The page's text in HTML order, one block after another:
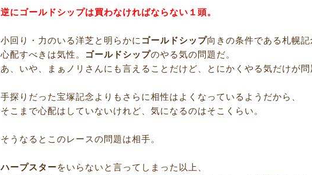
逆にゴールドシップは買わなければならない１頭。
小回り・力のいる洋芝と明らかに ゴールドシップ向きの条件である札幌
心配すべきは気性。
ゴールドシップのやる気の問題だ。
あ、いや、まぁノリさんにも言えることだけど、とにかくやる気だけが
手探りだった宝塚記念よりもさらに相性はよくなっているようだから、
そこまで心配はしていないけれど、気になるのはそこくらい。
そうなるとこのレースの問題は相手。
ハープスターをいらないと言ってしまった以上、